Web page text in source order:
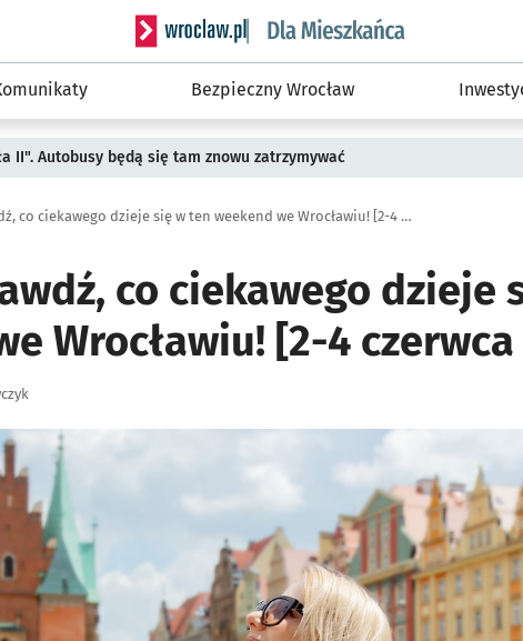
Serwis informacyjny wroclaw.pl podserwis: Dla
Bezpieczny Wrocław
II". Autobusy będą się tam znowu zatrzymywać
TOP 7. Sprawdź, co ciekawego dzieje się w ten weekend we Wrocławiu! [2-4 czerwca 2023]
co ciekawego dzieje
Wrocławiu! [2-4 czerwca